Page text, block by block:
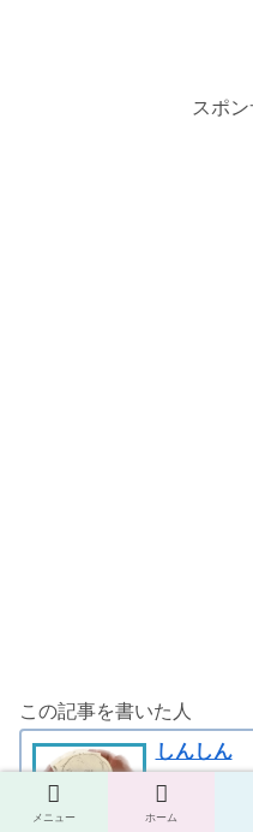
スポ
この記事を書いた人
しんしん
岩本真一。
飾経済史。
ション史や
メニュー ホーム